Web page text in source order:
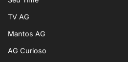
TV AG
Mantos AG
AG Curioso